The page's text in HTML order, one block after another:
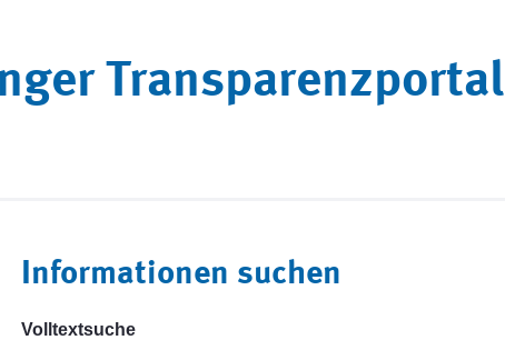
Transparenzportal
Informationen suchen
Volltextsuche